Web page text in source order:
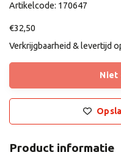
Artikelcode: 170647
€32,50
Verkrijgbaarheid & levertijd
Niet
Product informatie